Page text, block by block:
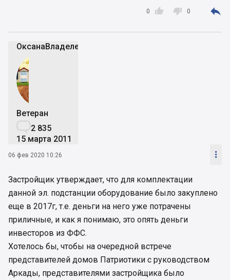

0  0 
ОксанаВладелец
Ветеран
2 835
15 марта 2011
06 фев 2020 10:26 
Застройщик утверждает, что для комплектации
данной эл. подстанции оборудование было закуплено
еще в 2017г, т.е. деньги на него уже потрачены
приличные, и как я понимаю, это опять деньги
инвесторов из ФФС.
Хотелось бы, чтобы на очередной встрече
представителей домов Патриотики с руководством
Аркады, представителями застройщика было